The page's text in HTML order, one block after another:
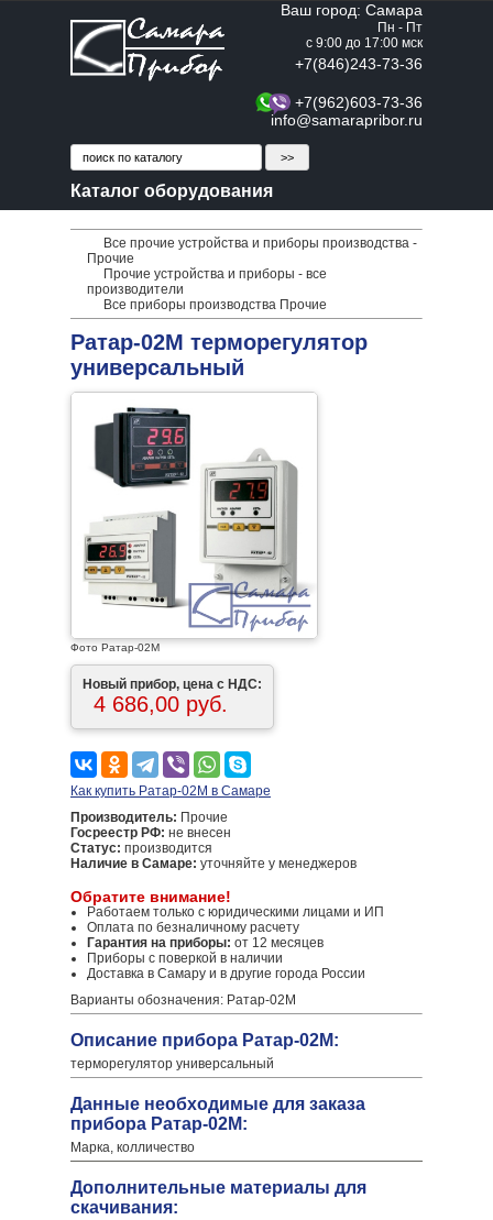
Ваш город: Самара
Пн - Пт
с 9:00 до 17:00 мск
+7(846)243-73-36
+7(962)603-73-36
info@samarapribor.ru
Каталог оборудования
Все прочие устройства и приборы производства -
Прочие
Прочие устройства и приборы - все
производители
Все приборы производства Прочие
Ратар-02М терморегулятор
универсальный
Фото Ратар-02М
Новый прибор, цена с НДС:
4 686,00 руб.
Как купить Ратар-02М в Самаре
Производитель: Прочие
Госреестр РФ: не внесен
Статус: производится
Наличие в Самаре: уточняйте у менеджеров
Обратите внимание!
Работаем только с юридическими лицами и ИП
Оплата по безналичному расчету
Гарантия на приборы: от 12 месяцев
Приборы с поверкой в наличии
Доставка в Самару и в другие города России
Варианты обозначения: Ратар-02М
Описание прибора Ратар-02М:
терморегулятор универсальный
Данные необходимые для заказа
прибора Ратар-02М:
Марка, колличество
Дополнительные материалы для
скачивания: